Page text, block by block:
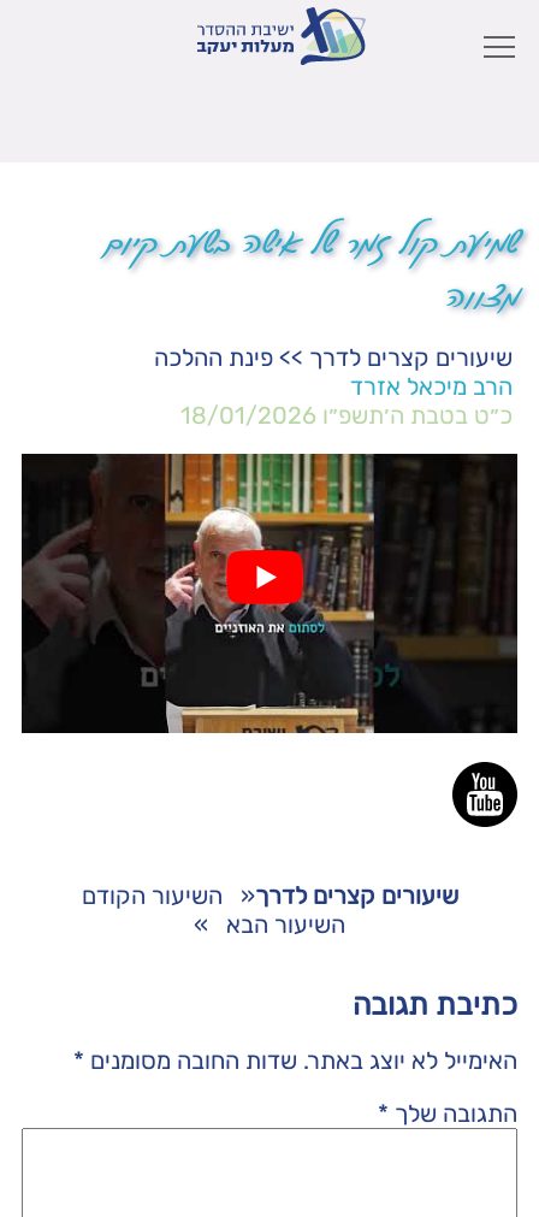
שמיעת קול זמר של אישה בשעת קיום
מצווה
שיעורים קצרים לדרך >> פינת ההלכה
הרב מיכאל אזרד
כ״ט בטבת ה׳תשפ״ו 18/01/2026
שיעורים קצרים לדרך« השיעור הקודם
השיעור הבא »
כתיבת תגובה
האימייל לא יוצג באתר. שדות החובה מסומנים *
התגובה שלך *